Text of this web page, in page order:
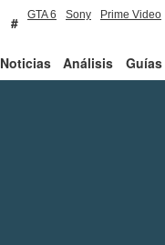
GTA 6 Sony Prime Video
Noticias Análisis Guías